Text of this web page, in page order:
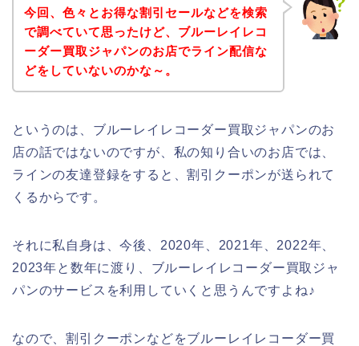
今回、色々とお得な割引セールなどを検索
で調べていて思ったけど、ブルーレイレコ
ーダー買取ジャパンのお店でライン配信な
どをしていないのかな～。
というのは、ブルーレイレコーダー買取ジャパンのお
店の話ではないのですが、私の知り合いのお店では、
ラインの友達登録をすると、割引クーポンが送られて
くるからです。
それに私自身は、今後、2020年、2021年、2022年、
2023年と数年に渡り、ブルーレイレコーダー買取ジャ
パンのサービスを利用していくと思うんですよね♪
なので、割引クーポンなどをブルーレイレコーダー買